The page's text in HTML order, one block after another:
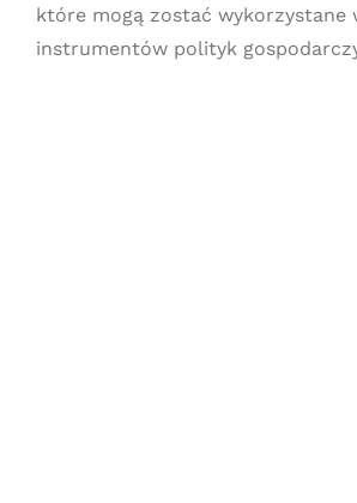
które mogą zostać wykorzystane
instrumentów polityk